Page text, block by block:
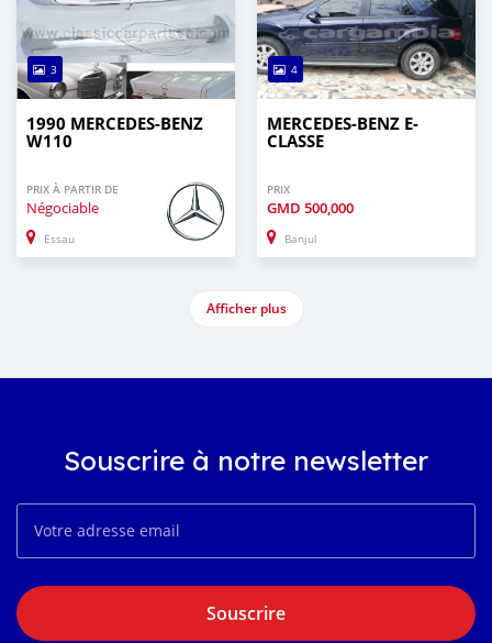
3
1990 MERCEDES-BENZ
W110
PRIX À PARTIR DE
Négociable
Essau
4
MERCEDES-BENZ E-
CLASSE
PRIX
GMD 500,000
Banjul
Afficher plus
Souscrire à notre newsletter
Souscrire